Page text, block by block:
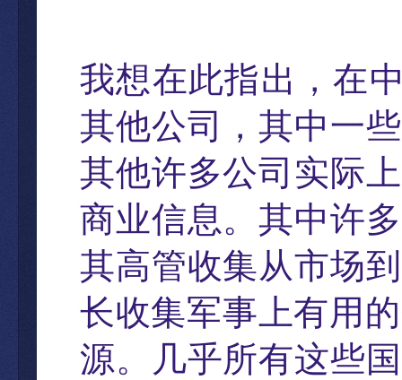
我想在此指出 ，在
其他公司 ，其中一
其他许多公司实际
商业信息。其中许
其高管收集从市场
长收集军事上有用的
源。几乎所有这些